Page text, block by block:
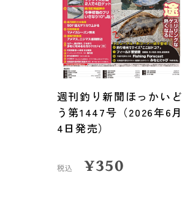
週刊釣り新聞ほっかいど
う第1447号（2026年6月
4日発売）
税込 ¥350